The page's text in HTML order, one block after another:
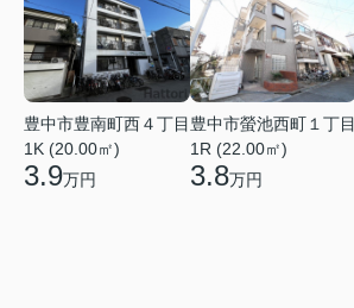
豊中市豊南町西４丁目
1K (20.00㎡)
3.9万円
豊中市螢池西町１丁目
1R (22.00㎡)
3.8万円